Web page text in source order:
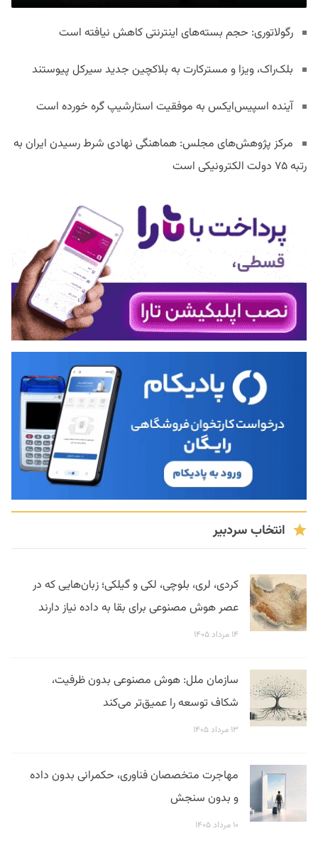
رگولاتوری: حجم بسته‌های اینترنتی کاهش نیافته است
بلک‌راک، ویزا و مسترکارت به بلاکچین جدید سیرکل پیوستند
آینده اسپیس‌ایکس به موفقیت استارشیپ گره خورده است
مرکز پژوهش‌های مجلس: هماهنگی نهادی شرط رسیدن ایران به
رتبه ۷۵ دولت الکترونیکی است
انتخاب سردبیر
کردی، لری، بلوچی، لکی و گیلکی؛ زبان‌هایی که در
عصر هوش مصنوعی برای بقا به داده نیاز دارند
۱۴ مرداد ۱۴۰۵
سازمان ملل: هوش مصنوعی بدون ظرفیت،
شکاف توسعه را عمیق‌تر می‌کند
۱۳ مرداد ۱۴۰۵
مهاجرت متخصصان فناوری، حکمرانی بدون داده
و بدون سنجش
۱۰ مرداد ۱۴۰۵